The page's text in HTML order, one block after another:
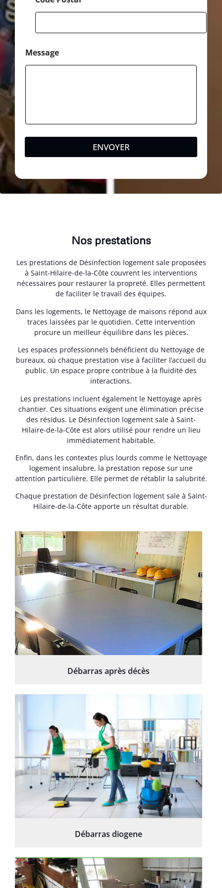
Message
ENVOYER
Nos prestations
Les prestations de Désinfection logement sale proposées
à Saint-Hilaire-de-la-Côte couvrent les interventions
nécessaires pour restaurer la propreté. Elles permettent
de faciliter le travail des équipes.
Dans les logements, le Nettoyage de maisons répond aux
traces laissées par le quotidien. Cette intervention
procure un meilleur équilibre dans les pièces.
Les espaces professionnels bénéficient du Nettoyage de
bureaux, où chaque prestation vise à faciliter l’accueil du
public. Un espace propre contribue à la fluidité des
interactions.
Les prestations incluent également le Nettoyage après
chantier. Ces situations exigent une élimination précise
des résidus. Le Désinfection logement sale à Saint-
Hilaire-de-la-Côte est alors utilisé pour rendre un lieu
immédiatement habitable.
Enfin, dans les contextes plus lourds comme le Nettoyage
logement insalubre, la prestation repose sur une
attention particulière. Elle permet de rétablir la salubrité.
Chaque prestation de Désinfection logement sale à Saint-
Hilaire-de-la-Côte apporte un résultat durable.
Débarras après décès
Débarras diogene